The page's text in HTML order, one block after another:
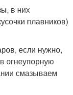
в них
плавников)
если нужно,
огнеупорную
смазываем